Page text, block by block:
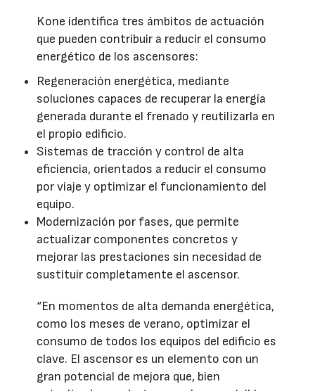
Kone identifica tres ámbitos de actuación
que pueden contribuir a reducir el consumo
energético de los ascensores:
Regeneración energética, mediante
soluciones capaces de recuperar la energía
generada durante el frenado y reutilizarla en
el propio edificio.
Sistemas de tracción y control de alta
eficiencia, orientados a reducir el consumo
por viaje y optimizar el funcionamiento del
equipo.
Modernización por fases, que permite
actualizar componentes concretos y
mejorar las prestaciones sin necesidad de
sustituir completamente el ascensor.
“En momentos de alta demanda energética,
como los meses de verano, optimizar el
consumo de todos los equipos del edificio es
clave. El ascensor es un elemento con un
gran potencial de mejora que, bien